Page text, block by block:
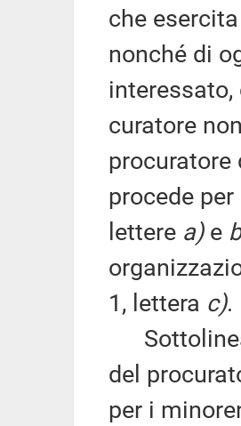
che
nonché di
curatore
procuratore
procede
lettere a)e
1, lettera c).
del
per i